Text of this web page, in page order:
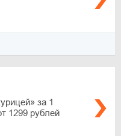
за 1
1299 рублей